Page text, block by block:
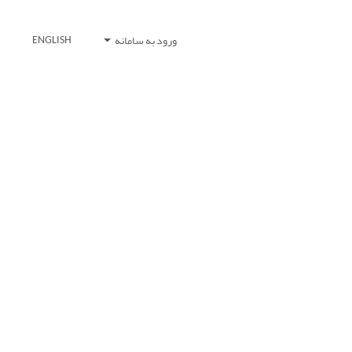
ورود به سامانه ENGLISH